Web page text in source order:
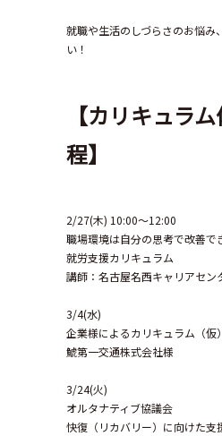
就職や生活のしづらさのお悩み
い！
【カリキュラ
程】
2/27(木) 10:00～12:00
職場環境は自分の思考で改善で
就労支援カリキュラム
講師：名古屋名西キャリアセ
3/4(水)
企業様によるカリキュラム（仮）
鯱第一交通株式会社様
3/24(火)
オルタナティブ協議会
快復（リカバリー）に向けた支